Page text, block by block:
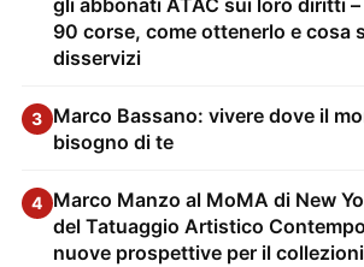
gli abbonati ATAC sui loro diritti
90 corse, come ottenerlo e cosa
disservizi
3 Marco Bassano: vivere dove il
bisogno di te
4 Marco Manzo al MoMA di New
del Tatuaggio Artistico
nuove prospettive per il